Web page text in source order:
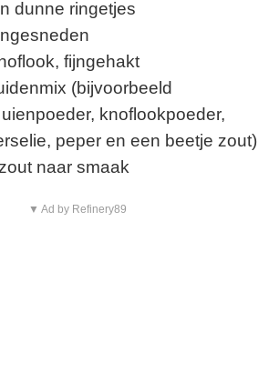
dunne ringetjes
fijngehakt
(bijvoorbeeld
knoflookpoeder,
peper en een beetje zout)
naar smaak
▼ Ad by Refinery89